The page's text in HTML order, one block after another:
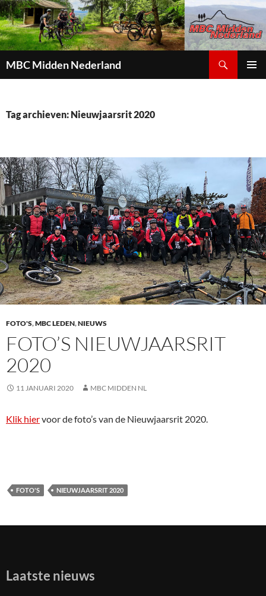
MBC Midden Nederland
INHOUD
Tag archieven: Nieuwjaarsrit 2020
FOTO'S,MBC LEDEN,NIEUWS
FOTO’S NIEUWJAARSRIT
2020
11 JANUARI 2020 MBC MIDDEN NL
Klik hiervoor de foto’s van de Nieuwjaarsrit 2020.
FOTO'S NIEUWJAARSRIT 2020
Laatste nieuws